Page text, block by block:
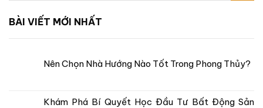
BÀI VIẾT MỚI NHẤT
Nên Chọn Nhà Hướng Nào Tốt Trong Phong Thủy?
Khám Phá Bí Quyết Học Đầu Tư Bất Động Sản